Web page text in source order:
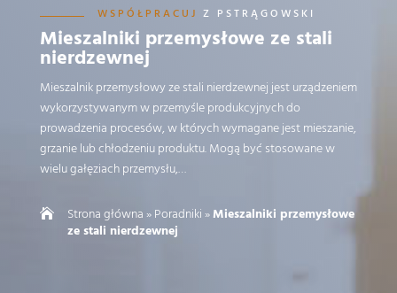
WSPÓŁPRACUJ Z PSTRĄGOWSKI
Mieszalniki przemysłowe ze stali
nierdzewnej
Mieszalnik przemysłowy ze stali nierdzewnej jest urządzeniem
wykorzystywanym w przemyśle produkcyjnych do
prowadzenia procesów, w których wymagane jest mieszanie,
grzanie lub chłodzeniu produktu. Mogą być stosowane w
wielu gałęziach przemysłu,…
 Strona główna »Poradniki »Mieszalniki przemysłowe
ze stali nierdzewnej